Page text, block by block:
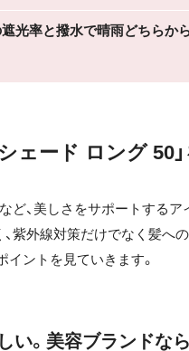
光率と撥水で晴雨どちらか
ェード ロング 50
ど、美しさをサポートする
紫外線対策だけでなく髪へ
イントを見ていきます。
い。美容ブランドな